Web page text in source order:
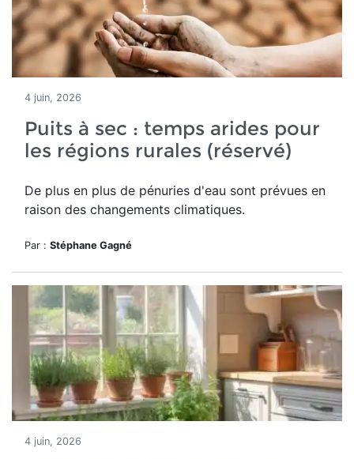
4 juin, 2026
Puits à sec : temps arides pour
les régions rurales (réservé)
De plus en plus de pénuries d'eau sont prévues en
raison des changements climatiques.
Par : Stéphane Gagné
4 juin, 2026